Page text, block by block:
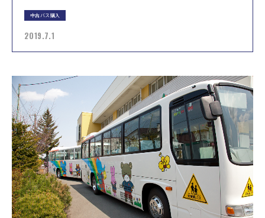
中古バス購入
2019.7.1